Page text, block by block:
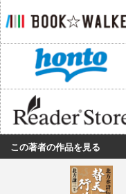
この著者の作品を見る